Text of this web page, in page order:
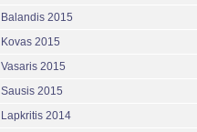
Balandis 2015
Kovas 2015
Vasaris 2015
Sausis 2015
Lapkritis 2014